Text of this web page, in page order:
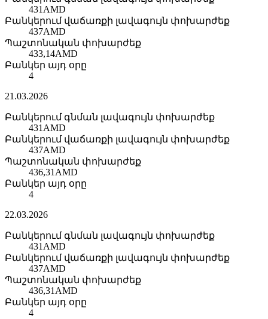
431 AMD
Բանկերում վաճառքի լավագույն փոխարժեք
437AMD
Պաշտոնական փոխարժեք
433,14AMD
Բանկեր այդ օրը
4
21.03.2026
Բանկերում գնման լավագույն փոխարժեք
431 AMD
Բանկերում վաճառքի լավագույն փոխարժեք
437AMD
Պաշտոնական փոխարժեք
436,31 AMD
Բանկեր այդ օրը
4
22.03.2026
Բանկերում գնման լավագույն փոխարժեք
431 AMD
Բանկերում վաճառքի լավագույն փոխարժեք
437AMD
Պաշտոնական փոխարժեք
436,31 AMD
Բանկեր այդ օրը
4